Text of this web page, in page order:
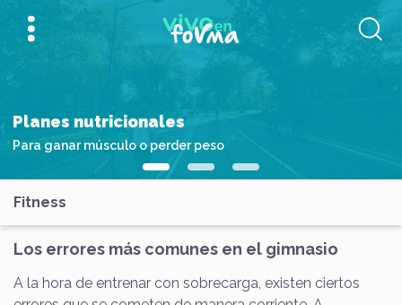
Planes nutricionales
Para ganar músculo o perder peso
Fitness
Los errores más comunes en el gimnasio
A la hora de entrenar con sobrecarga, existen ciertos